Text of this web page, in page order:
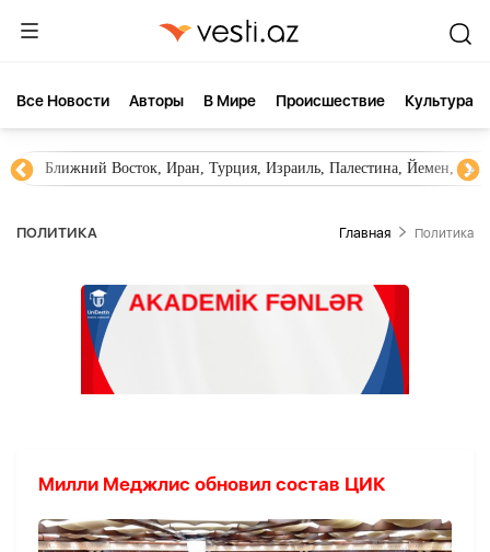
Все Новости Aвторы В Мире Происшествие Культура
Ближний Восток, Иран, Турция, Израиль, Палестина, Йемен,
ПОЛИТИКА Главная Политика
Милли Меджлис обновил состав ЦИК